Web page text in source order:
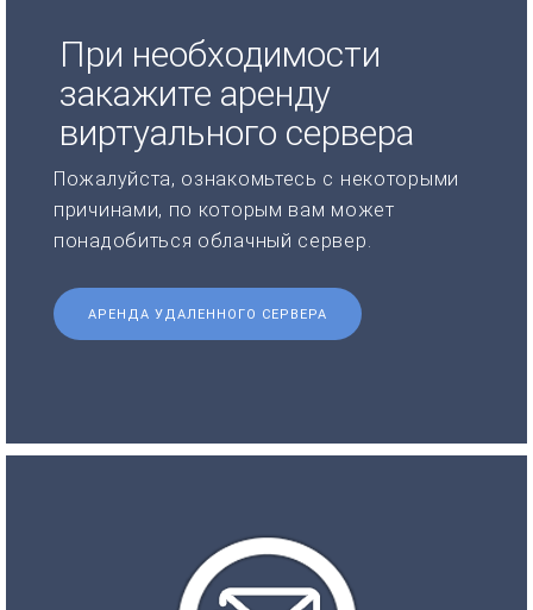
При необходимости
закажите аренду
виртуального сервера
Пожалуйста, ознакомьтесь с некоторыми
причинами, по которым вам может
понадобиться облачный сервер.
АРЕНДА УДАЛЕННОГО СЕРВЕРА